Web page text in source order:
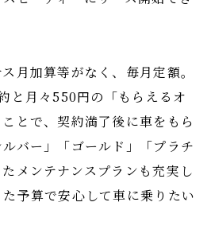
月加算等がなく、毎月定額。
と月々550円の「もらえるオ
とで、契約満了後に車をもら
バー」「ゴールド」「プラチ
メンテナンスプランも充実し
予算で安心して車に乗りたい